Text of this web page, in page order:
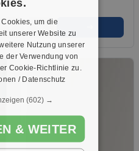
★ ➦
um die
unserer Website zu
Nutzung unserer
der Verwendung von
Cookie-Richtlinie zu.
/ Datenschutz
(602) →
& WEITER